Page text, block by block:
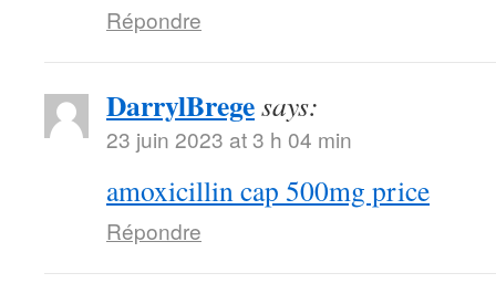
Répondre
DarrylBregesays:
23 juin 2023 at 3 h 04 min
amoxicillin cap 500mg price
Répondre